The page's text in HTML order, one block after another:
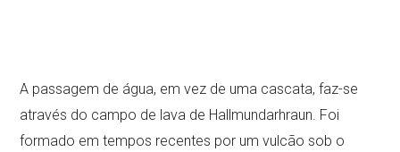
A passagem de água, em vez de uma cascata, faz-se
através do campo de lava de Hallmundarhraun. Foi
formado em tempos recentes por um vulcão sob o